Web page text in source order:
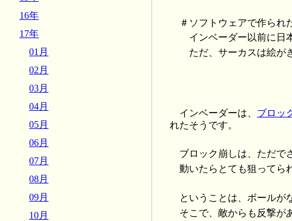
＃ソフトウェアで作られ
インベーダー以前に日
ただ、サーカスは絵が
インベーダーは、 ブロッ
れたそうです。
ブロック崩しは、ただで
動いたらとても狙ってら
ということは、ボールが
そこで、敵からも反撃が
16年
17年
01月
02月
03月
04月
05月
06月
07月
08月
09月
10月